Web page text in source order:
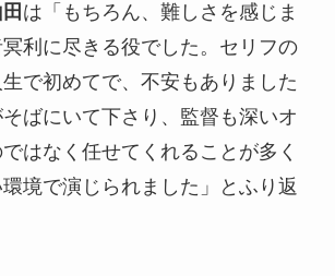
は「もちろん、難しさを感じま
利に尽きる役でした。セリフの
で初めてで、不安もありました
ばにいて下さり、監督も深いオ
はなく任せてくれることが多く
境で演じられました」とふり返